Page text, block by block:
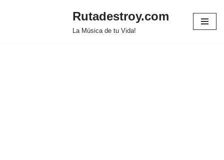
Rutadestroy.com
La Música de tu Vida!